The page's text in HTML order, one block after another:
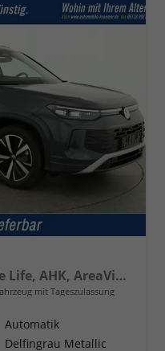
1.5 TSI eHybrid 150 kW Life Life, AHK, AreaView, Side, Navi, Winter, 5-J. Garantie
mit Tageszulassung
Automatik
Delfingrau Metallic